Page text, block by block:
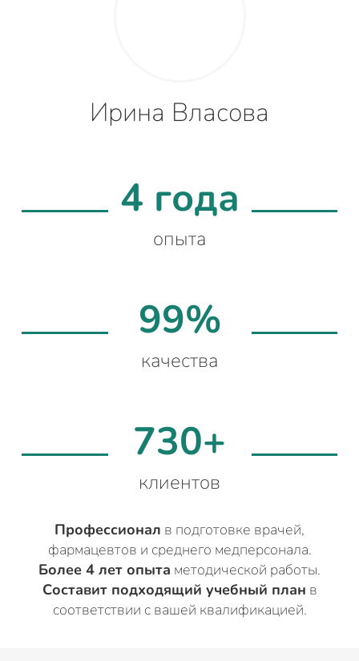
Ирина Власова
4 года
опыта
99%
качества
730+
клиентов
Профессионал в подготовке врачей,
фармацевтов и среднего медперсонала.
Более 4 лет опыта методической работы.
Составит подходящий учебный план в
соответствии с вашей квалификацией.